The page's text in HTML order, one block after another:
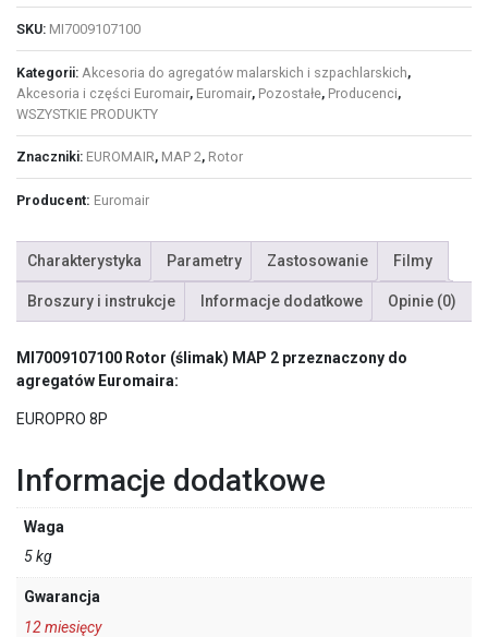
SKU: MI7009107100
Kategorii: Akcesoria do agregatów malarskich i szpachlarskich,
Akcesoria i części Euromair, Euromair, Pozostałe, Producenci,
WSZYSTKIE PRODUKTY
Znaczniki: EUROMAIR, MAP 2, Rotor
Producent: Euromair
Charakterystyka Parametry Zastosowanie Filmy
Broszury i instrukcje Informacje dodatkowe Opinie (0)
MI7009107100 Rotor (ślimak) MAP 2 przeznaczony do
agregatów Euromaira:
EUROPRO 8P
Informacje dodatkowe
Waga
5 kg
Gwarancja
12 miesięcy